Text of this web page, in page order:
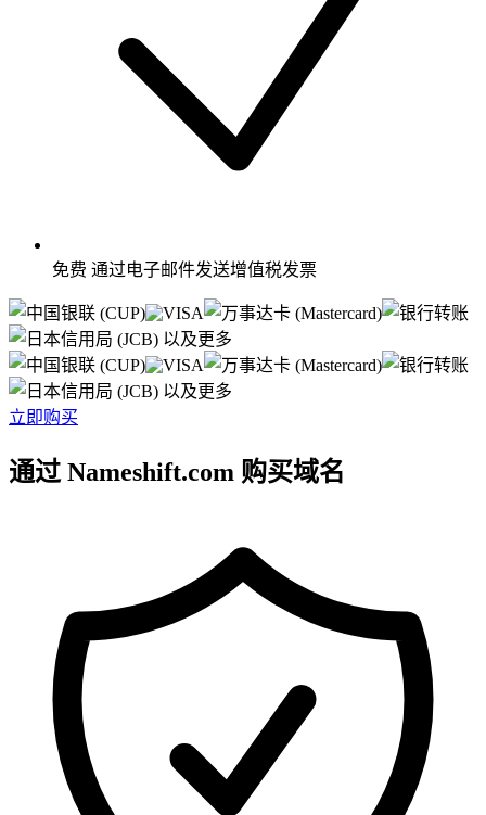
免费 通过电子邮件发送增值税发票
以及更多
以及更多
立即购买
通过 Nameshift.com 购买域名